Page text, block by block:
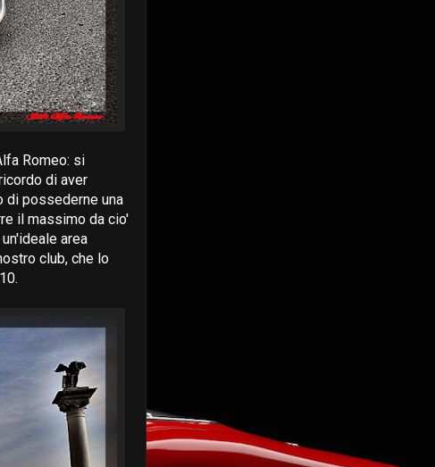
Romeo: si
di aver
di possederne una
il massimo da cio'
area
club, che lo